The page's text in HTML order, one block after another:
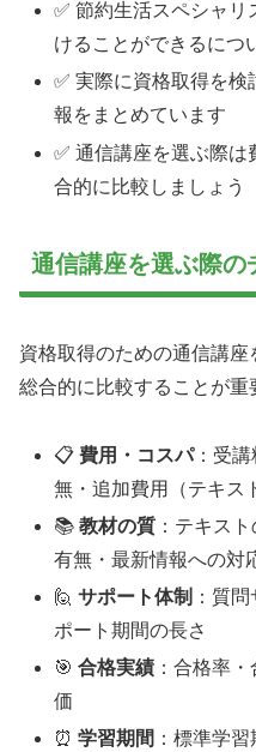
✅ 節約生活スペシャ
けることができるにつ
✅ 実際に資格取得を
報をまとめています
✅ 通信講座を選ぶ際
合的に比較しましょう
通信講座を選ぶ際の
資格取得のための通信講
総合的に比較することが重
📋費用・コスパ：受講
無・追加費用（テキス
📚教材の質 ：テキス
有無・最新情報への対
🙋サポート体制 ：質
ポート期間の長さ
🎯合格実績 ：合格率
価
⏰学習期間 ：標準学